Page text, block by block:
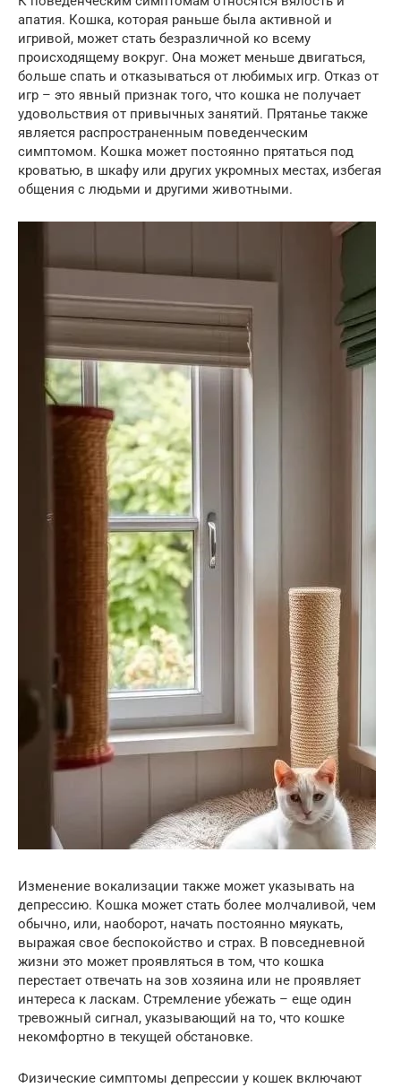
апатия. Кошка, которая раньше была активной и
игривой, может стать безразличной ко всему
происходящему вокруг. Она может меньше двигаться,
больше спать и отказываться от любимых игр. Отказ от
игр – это явный признак того, что кошка не получает
удовольствия от привычных занятий. Прятанье также
является распространенным поведенческим
симптомом. Кошка может постоянно прятаться под
кроватью, в шкафу или других укромных местах, избегая
общения с людьми и другими животными.
Изменение вокализации также может указывать на
депрессию. Кошка может стать более молчаливой, чем
обычно, или, наоборот, начать постоянно мяукать,
выражая свое беспокойство и страх. В повседневной
жизни это может проявляться в том, что кошка
перестает отвечать на зов хозяина или не проявляет
интереса к ласкам. Стремление убежать – еще один
тревожный сигнал, указывающий на то, что кошке
некомфортно в текущей обстановке.
Физические симптомы депрессии у кошек включают